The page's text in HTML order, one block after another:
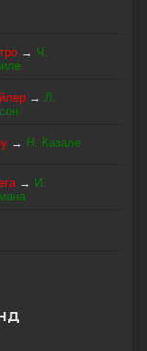
→ Ч.
→ Л.
→ Н. Казале
→ И.